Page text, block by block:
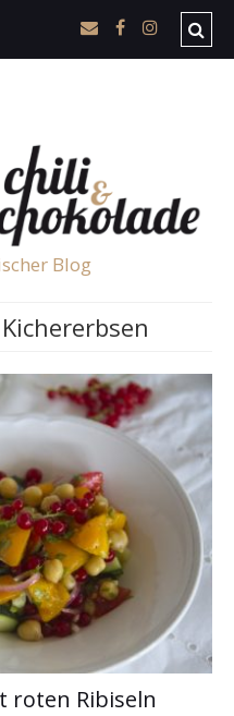
Blog
Kichererbsen
roten Ribiseln